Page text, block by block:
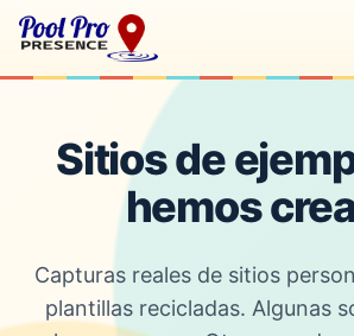
Sitios de
hemos
Capturas reales de sitios
plantillas recicladas. Algunas